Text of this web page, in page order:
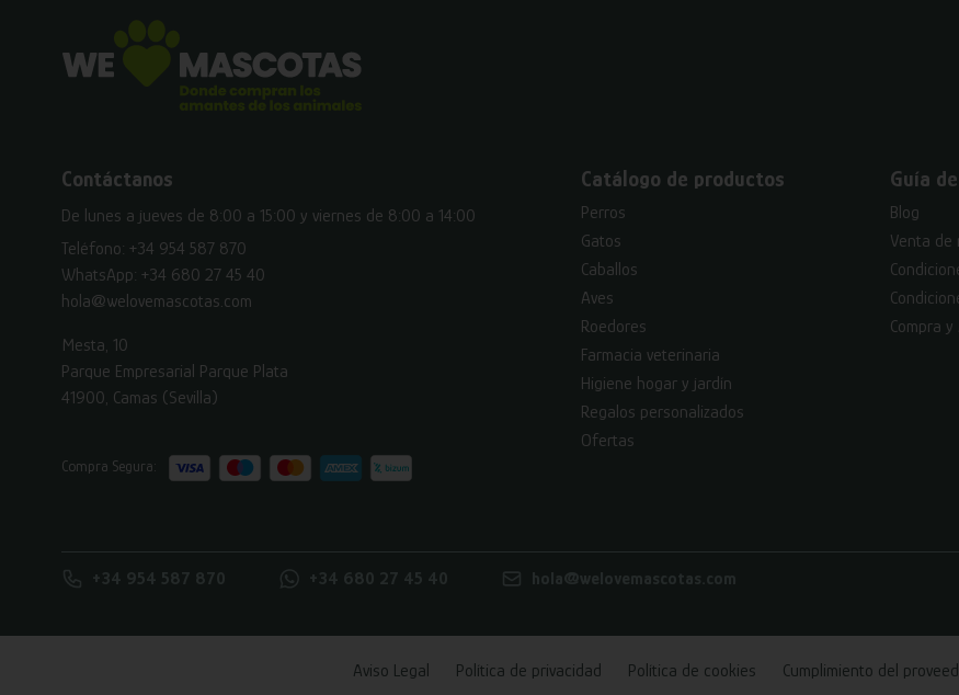
Contáctanos
De lunes a jueves de 8:00 a 15:00 y viernes de 8:00 a 14:00
Teléfono: +34 954 587 870
WhatsApp: +34 680 27 45 40
hola@welovemascotas.com
Mesta, 10
Parque Empresarial Parque Plata
41900, Camas (Sevilla)
Compra Segura:
Catálogo de productos
Perros
Gatos
Caballos
Aves
Roedores
Farmacia veterinaria
Higiene hogar y jardín
Regalos personalizados
Ofertas
Guía
Blog
Venta de
Compra
+34 954 587 870 +34 680 27 45 40 hola@welovemascotas.com
Aviso Legal Política de privacidad Política de cookies Cumplimiento del